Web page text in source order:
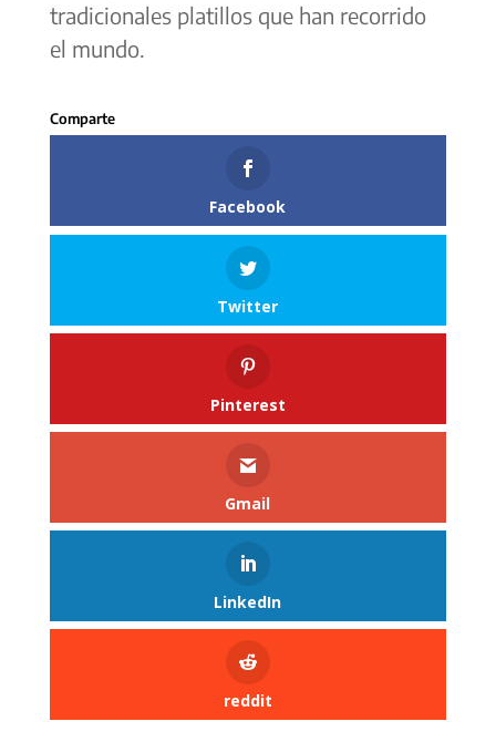
tradicionales platillos que han recorrido
el mundo.
Facebook
Twitter
Pinterest
Gmail
LinkedIn
reddit